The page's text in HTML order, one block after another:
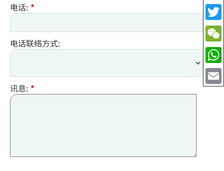
电话: *
电话联络方式:
讯息: *